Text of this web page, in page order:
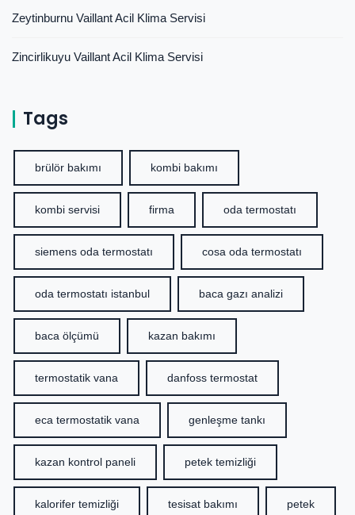
Zeytinburnu Vaillant Acil Klima Servisi
Zincirlikuyu Vaillant Acil Klima Servisi
Tags
brülör bakımı kombi bakımı
kombi servisi firma oda termostatı
siemens oda termostatı cosa oda termostatı
oda termostatı istanbul baca gazı analizi
baca ölçümü kazan bakımı
termostatik vana danfoss termostat
eca termostatik vana genleşme tankı
kazan kontrol paneli petek temizliği
kalorifer temizliği tesisat bakımı petek